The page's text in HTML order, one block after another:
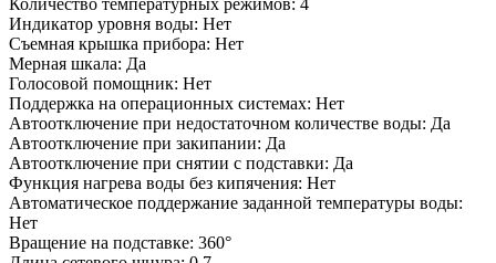
Индикатор уровня воды: Нет
Съемная крышка прибора: Нет
Мерная шкала: Да
Голосовой помощник: Нет
Поддержка на операционных системах: Нет
Автоотключение при недостаточном количестве воды: Да
Автоотключение при закипании: Да
Автоотключение при снятии с подставки: Да
Функция нагрева воды без кипячения: Нет
Автоматическое поддержание заданной температуры воды:
Нет
Вращение на подставке: 360°